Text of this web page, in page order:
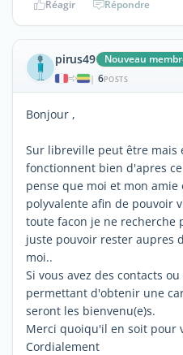
Réagir Répondre
pirus49 Nouveau
| 6POSTS
Bonjour ,
Sur libreville peut être mais
fonctionnent bien d'apres
pense que moi et mon
polyvalente afin de pouvoir
toute facon je ne recherche
juste pouvoir rester aupres
moi..
Si vous avez des contacts
permettant d'obtenir une
seront les bienvenu(e)s.
Merci quoiqu'il en soit pour
Cordialement